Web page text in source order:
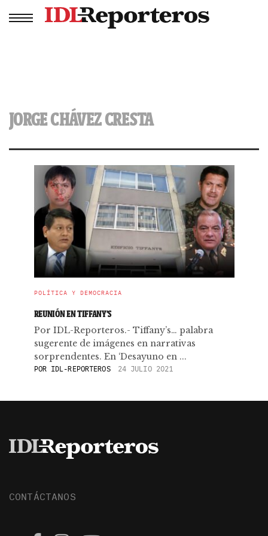
JORGE CHÁVEZ CRESTA
POLÍTICA Y DEMOCRACIA
REUNIÓN EN TIFFANY’S
Por IDL-Reporteros.- Tiffany’s… palabra
sugerente de imágenes en narrativas
sorprendentes. En ‘Desayuno en ...
POR IDL-REPORTEROS 24 JULIO 2021
CONTÁCTANOS